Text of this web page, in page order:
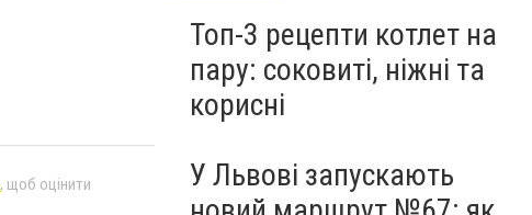
, щоб оцінити
Топ-3 рецепти котлет на
пару: соковиті, ніжні та
корисні
У Львові запускають